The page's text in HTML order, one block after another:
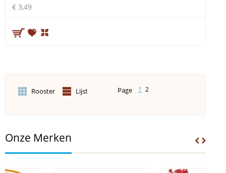
€ 3,49
Rooster Lijst Page 1 2
Onze Merken